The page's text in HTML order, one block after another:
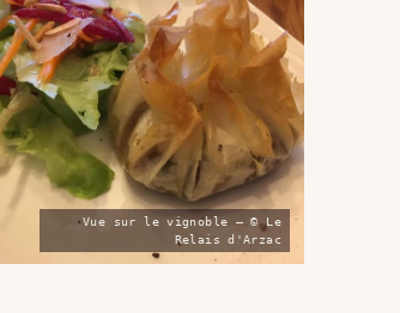
Vue sur le vignoble — © Le
Relais d'Arzac